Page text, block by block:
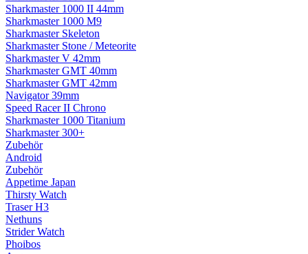
Sharkmaster 1000 II 44mm
Sharkmaster 1000 M9
Sharkmaster Skeleton
Sharkmaster Stone / Meteorite
Sharkmaster V 42mm
Sharkmaster GMT 40mm
Sharkmaster GMT 42mm
Navigator 39mm
Speed Racer II Chrono
Sharkmaster 1000 Titanium
Sharkmaster 300+
Zubehör
Android
Zubehör
Appetime Japan
Thirsty Watch
Traser H3
Nethuns
Strider Watch
Phoibos